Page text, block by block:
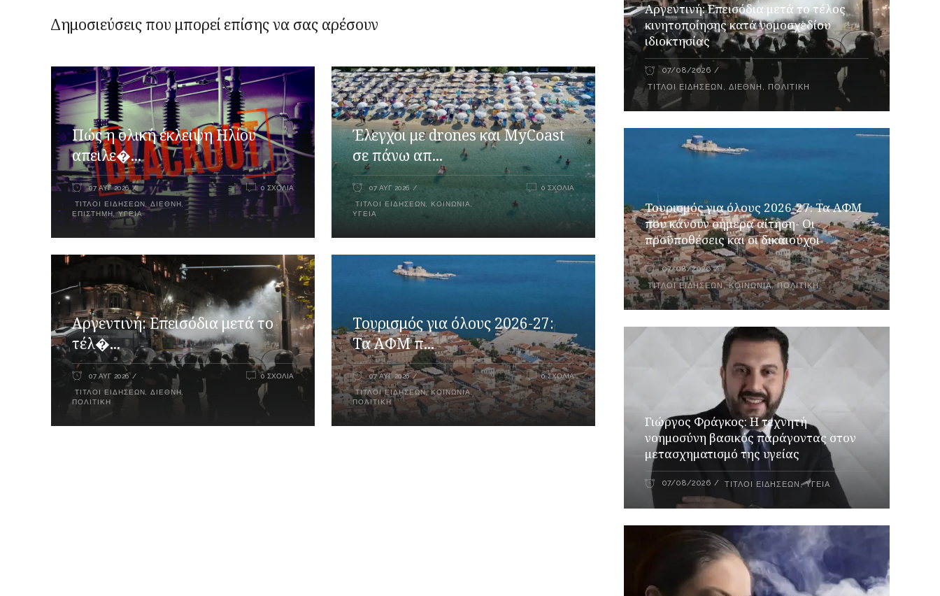
Δημοσιεύσεις που μπορεί επίσης να σας αρέσουν
Πώς η ολική έκλειψη Ηλίου
απειλε�...
07 ΑΥΓ 2026
ΤΊΤΛΟΙ ΕΙΔΉΣΕΩΝ ΔΙΕΘΝΉ
ΕΠΙΣΤΉΜΗ ,ΥΓΕΊΑ
0 ΣΧΌΛΙΑ
Έλεγχοι με drones και MyCoast
σε πάνω απ...
07 ΑΥΓ 2026
ΤΊΤΛΟΙ ΕΙΔΉΣΕΩΝ ΚΟΙΝΩΝΊΑ
ΥΓΕΊΑ
0 ΣΧΌΛΙΑ
Αργεντινή: Επεισόδια μετά το
τέλ�...
07 ΑΥΓ 2026
ΤΊΤΛΟΙ ΕΙΔΉΣΕΩΝ ΔΙΕΘΝΉ
ΠΟΛΙΤΙΚΉ
0 ΣΧΌΛΙΑ
Τουρισμός για όλους 2026-27:
Τα ΑΦΜ π...
07 ΑΥΓ 2026
ΤΊΤΛΟΙ ΕΙΔΉΣΕΩΝ,ΚΟΙΝΩΝΊΑ ,
ΠΟΛΙΤΙΚΉ
0 ΣΧΌΛΙΑ
Αργεντινή: Επεισόδια μετά το τέλος
κινητοποίησης κατά νομοσχεδίου
ιδιοκτησίας
07/08/2026
ΤΊΤΛΟΙ ΕΙΔΉΣΕΩΝ ,ΔΙΕΘΝΉ , ΠΟΛΙΤΙΚΉ
Τουρισμός για όλους 2026-27: Τα ΑΦΜ
που κάνουν σήμερα αίτηση- Οι
προϋποθέσεις και οι δικαιούχοι
07/08/2026
ΤΊΤΛΟΙ ΕΙΔΉΣΕΩΝ,ΚΟΙΝΩΝΊΑ,ΠΟΛΙΤΙΚΉ
Γιώργος Φράγκος: Η τεχνητή
νοημοσύνη βασικός παράγοντας στον
μετασχηματισμό της υγείας
07/08/2026 ΤΊΤΛΟΙ ΕΙΔΉΣΕΩΝ ,ΥΓΕΊΑ